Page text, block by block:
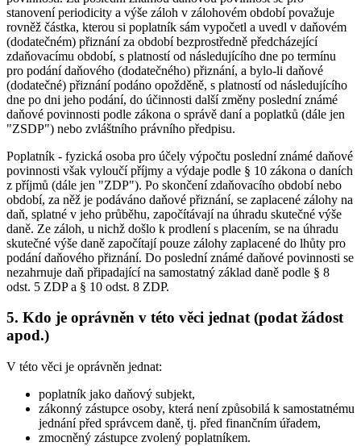
stanovení periodicity a výše záloh v zálohovém období považuje
rovněž částka, kterou si poplatník sám vypočetl a uvedl v daňovém
(dodatečném) přiznání za období bezprostředně předcházející
zdaňovacímu období, s platností od následujícího dne po termínu
pro podání daňového (dodatečného) přiznání, a bylo-li daňové
(dodatečné) přiznání podáno opožděně, s platností od následujícího
dne po dni jeho podání, do účinnosti další změny poslední známé
daňové povinnosti podle zákona o správě daní a poplatků (dále jen
"ZSDP") nebo zvláštního právního předpisu.
Poplatník - fyzická osoba pro účely výpočtu poslední známé daňové
povinnosti však vyloučí příjmy a výdaje podle § 10 zákona o daních
z příjmů (dále jen "ZDP"). Po skončení zdaňovacího období nebo
období, za něž je podáváno daňové přiznání, se zaplacené zálohy na
daň, splatné v jeho průběhu, započítávají na úhradu skutečné výše
daně. Ze záloh, u nichž došlo k prodlení s placením, se na úhradu
skutečné výše daně započítají pouze zálohy zaplacené do lhůty pro
podání daňového přiznání. Do poslední známé daňové povinnosti se
nezahrnuje daň připadající na samostatný základ daně podle § 8
odst. 5 ZDP a § 10 odst. 8 ZDP.
5. Kdo je oprávněn v této věci jednat (podat žádost
apod.)
V této věci je oprávněn jednat:
poplatník jako daňový subjekt,
zákonný zástupce osoby, která není způsobilá k samostatnému
jednání před správcem daně, tj. před finančním úřadem,
zmocněný zástupce zvolený poplatníkem.